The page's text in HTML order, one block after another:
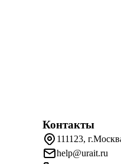
Контакты
111123,
help@urait.ru